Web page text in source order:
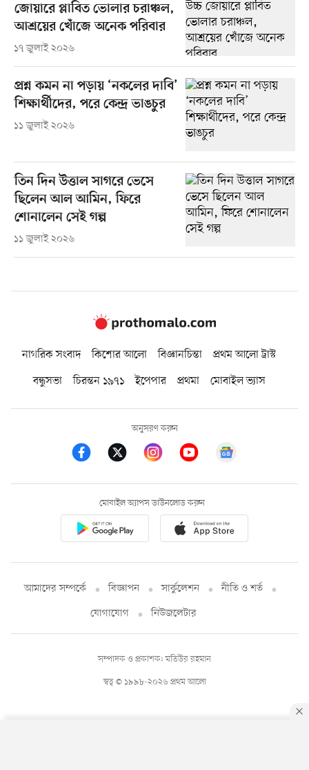
জোয়ারে প্লাবিত ভোলার চরাঞ্চল,
আশ্রয়ের খোঁজে অনেক পরিবার
১৭ জুলাই ২০২৬
প্রশ্ন কমন না পড়ায় ‘নকলের দাবি’
শিক্ষার্থীদের, পরে কেন্দ্র ভাঙচুর
১১ জুলাই ২০২৬
তিন দিন উত্তাল সাগরে ভেসে
ছিলেন আল আমিন, ফিরে
শোনালেন সেই গল্প
১১ জুলাই ২০২৬
নাগরিক সংবাদ কিশোর আলো বিজ্ঞানচিন্তা
প্রথম আলো ট্রাস্ট
বন্ধুসভা
চিরন্তন ১৯৭১ ইপেপার প্রথমা মোবাইল ভ্যাস
অনুসরণ করুন
মোবাইল অ্যাপস ডাউনলোড করুন
আমাদের সম্পর্কে বিজ্ঞাপন সার্কুলেশন
নীতি ও শর্ত
যোগাযোগ
নিউজলেটার
স্বত্ব © ১৯৯৮-২০২৬ প্রথম আলো
সম্পাদক ও প্রকাশক: মতিউর রহমান